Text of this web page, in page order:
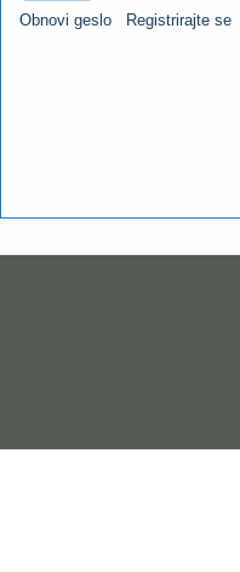
Obnovi geslo Registrirajte se